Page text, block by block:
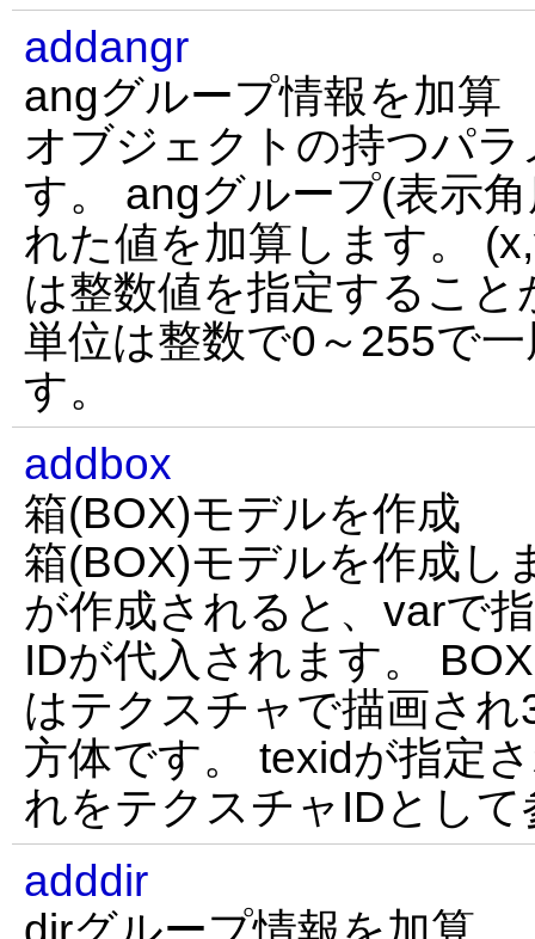
addangr
angグループ情報を加算
オブジェクトの持つパ
す。 angグループ(表示
れた値を加算します。
は整数値を指定するこ
単位は整数で0～255で
す。
addbox
箱(BOX)モデルを作成
箱(BOX)モデルを作成し
が作成されると、varで
IDが代入されます。
はテクスチャで描画さ
方体です。 texidが指定
れをテクスチャIDとし
adddir